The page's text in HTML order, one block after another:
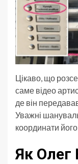
Цікаво, що
саме відео
де він
Уважні
координати
Як Олег